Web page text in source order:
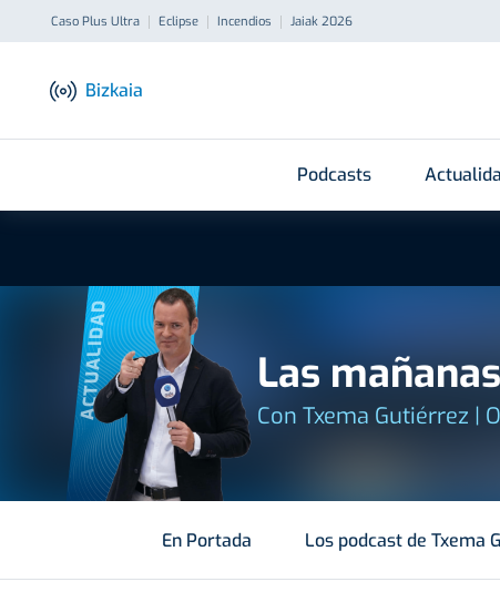
Caso Plus Ultra Eclipse Incendios Jaiak 2026
Bizkaia
Podcasts
ACTUALIDAD Las
Con Txema Gutiérrez |
En Portada Los podcast de Txema